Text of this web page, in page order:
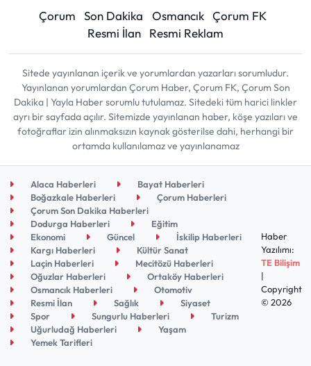
Çorum Son Dakika Osmancık Çorum FK
Resmi İlan
Resmi Reklam
Sitede yayınlanan içerik ve yorumlardan yazarları sorumludur.
Yayınlanan yorumlardan Çorum Haber, Çorum FK, Çorum Son
Dakika | Yayla Haber sorumlu tutulamaz. Sitedeki tüm harici linkler
ayrı bir sayfada açılır. Sitemizde yayınlanan haber, köşe yazıları ve
fotoğraflar izin alınmaksızın kaynak gösterilse dahi, herhangi bir
ortamda kullanılamaz ve yayınlanamaz
Alaca Haberleri
Bayat Haberleri
Boğazkale Haberleri
Çorum Haberleri
Çorum Son Dakika Haberleri
Dodurga Haberleri
Eğitim
Ekonomi
Güncel
İskilip Haberleri
Kargı Haberleri
Kültür Sanat
Laçin Haberleri
Mecitözü Haberleri
Oğuzlar Haberleri
Ortaköy Haberleri
Osmancık Haberleri
Otomotiv
Resmi İlan
Sağlık
Siyaset
Spor
Sungurlu Haberleri
Turizm
Uğurludağ Haberleri
Yaşam
Yemek Tarifleri
Haber
Yazılımı:
TE Bilişim
|
Copyright
© 2026